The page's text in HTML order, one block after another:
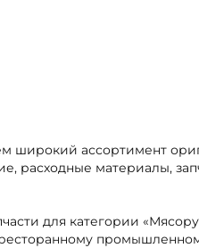
широкий ассортимент
расходные материалы,
для категории